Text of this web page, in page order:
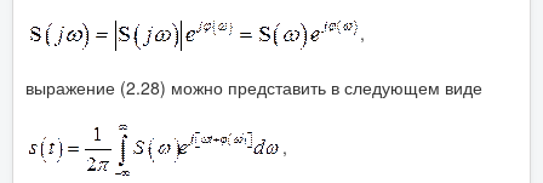
,
выражение (2.28) можно представить в следующем виде
,